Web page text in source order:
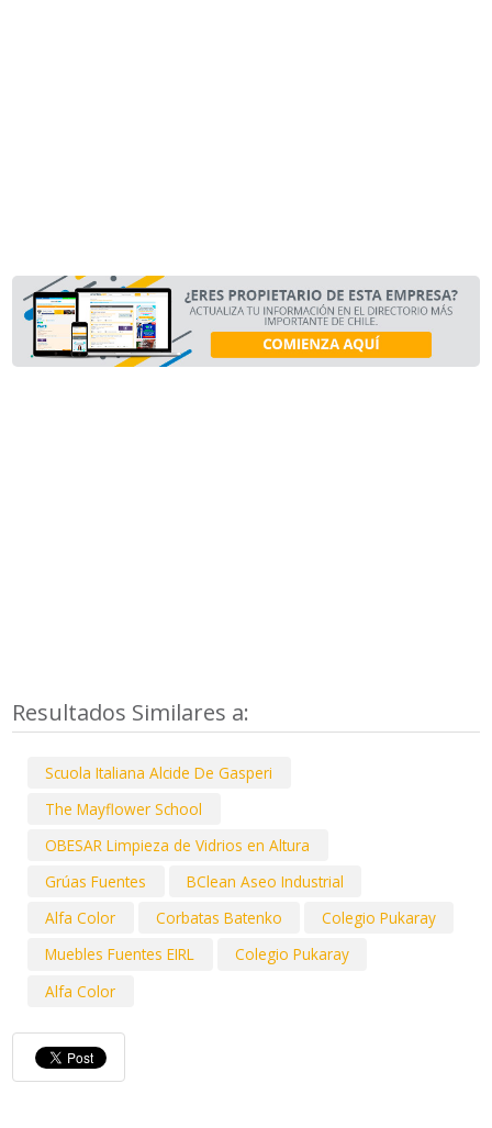
Resultados Similares a:
Scuola Italiana Alcide De Gasperi
The Mayflower School
OBESAR Limpieza de Vidrios en Altura
Grúas Fuentes
BClean Aseo Industrial
Alfa Color
Corbatas Batenko
Colegio Pukaray
Muebles Fuentes EIRL
Colegio Pukaray
Alfa Color